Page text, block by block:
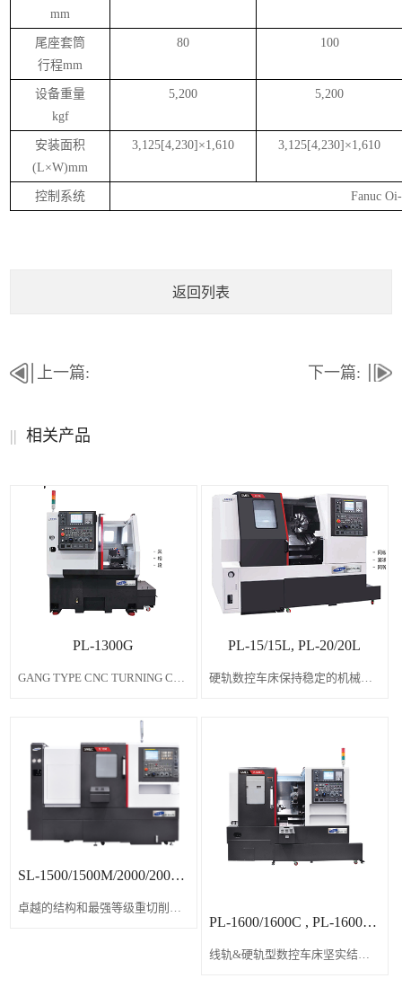
mm
尾座套筒
行程mm
80 100
设备重量
kgf
5,200 5,200
安装面积
(L×W)mm
3,125[4,230] ×1,610 3,125[4,230] ×1,610
控制系统 Fanuc
返回列表
上一篇: 下一篇:
|| 相关产品
PL-1300G
GANG TYPE CNC TURNING CENTER高速加工的强者，适合做自动化产线
PL-15/15L, PL-20/20L
硬轨数控车床保持稳定的机械加工和最大的加工刚性，便利操作。
SL-1500/1500M/2000/2000M
PL-1600/1600C , PL-1600M/1600CM